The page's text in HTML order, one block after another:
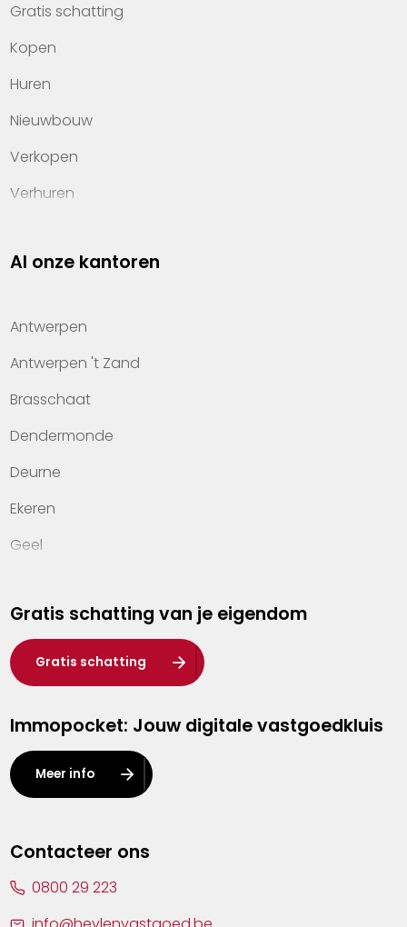
Gratis schatting
Kopen
Huren
Nieuwbouw
Verkopen
Verhuren
Property management
Kennis van wonen
Kantoren
Veelgestelde vragen
Werken bij Heylen Vastgoed
Contact
Al onze kantoren
Antwerpen
Antwerpen 't Zand
Brasschaat
Dendermonde
Deurne
Ekeren
Geel
Hasselt
Heist-op-den-Berg
Herentals
Kalmthout
Leuven
Lier
Gratis schatting van je eigendom
Gratis schatting
Immopocket: Jouw digitale vastgoedkluis
Meer info
Contacteer ons
0800 29 223